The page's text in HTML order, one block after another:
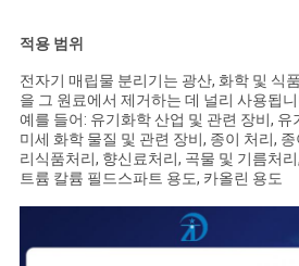
적용 범위
전자기 매립물 분리기는 광산, 화학 및 식
을 그 원료에서 제거하는 데 널리 사용됩
예를 들어: 유기화학 산업 및 관련 장비, 유
미세 화학 물질 및 관련 장비, 종이 처리,
리식품처리, 향신료처리, 곡물 및 기름처
트륨 칼륨 필드스파트 용도, 카올린 용도